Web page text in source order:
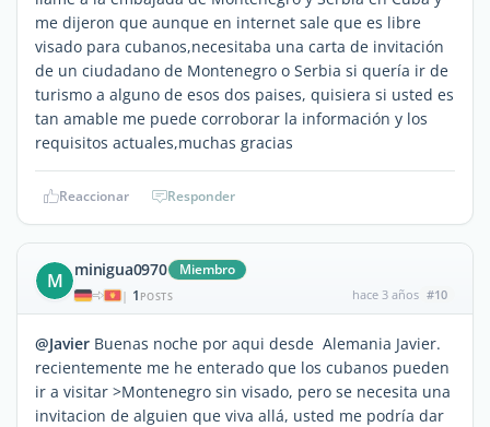
me dijeron que aunque en internet sale que es libre
visado para cubanos,necesitaba una carta de invitación
de un ciudadano de Montenegro o Serbia si quería ir de
turismo a alguno de esos dos paises, quisiera si usted es
tan amable me puede corroborar la información y los
requisitos actuales,muchas gracias
Reaccionar Responder
M minigua0970 Miembro
| 1 POSTS hace 3 años #10
@Javier Buenas noche por aqui desde Alemania Javier.
recientemente me he enterado que los cubanos pueden
ir a visitar >Montenegro sin visado, pero se necesita una
invitacion de alguien que viva allá, usted me podría dar